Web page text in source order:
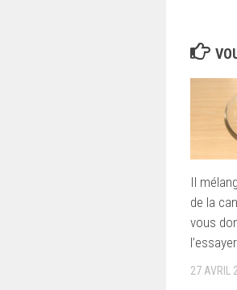
Il
de la
vous
l’essayer
27 AVRIL